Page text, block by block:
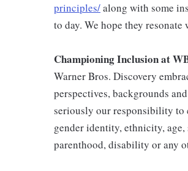
principles/along with some
to day. We hope they
Championing Inclusion at
Warner Bros. Discovery
perspectives, backgrounds
seriously our responsibility to
gender identity, ethnicity,
parenthood, disability or any